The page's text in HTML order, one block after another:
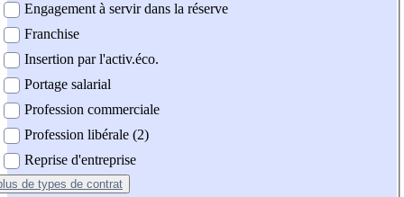
Engagement à servir dans la réserve
Franchise
Insertion par l'activ.éco.
Portage salarial
Profession commerciale
Profession libérale (2)
Reprise d'entreprise
de types de contrat